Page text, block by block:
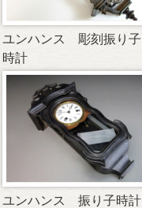
ユンハンス 彫刻振り子
時計
ユンハンス 振り子時計